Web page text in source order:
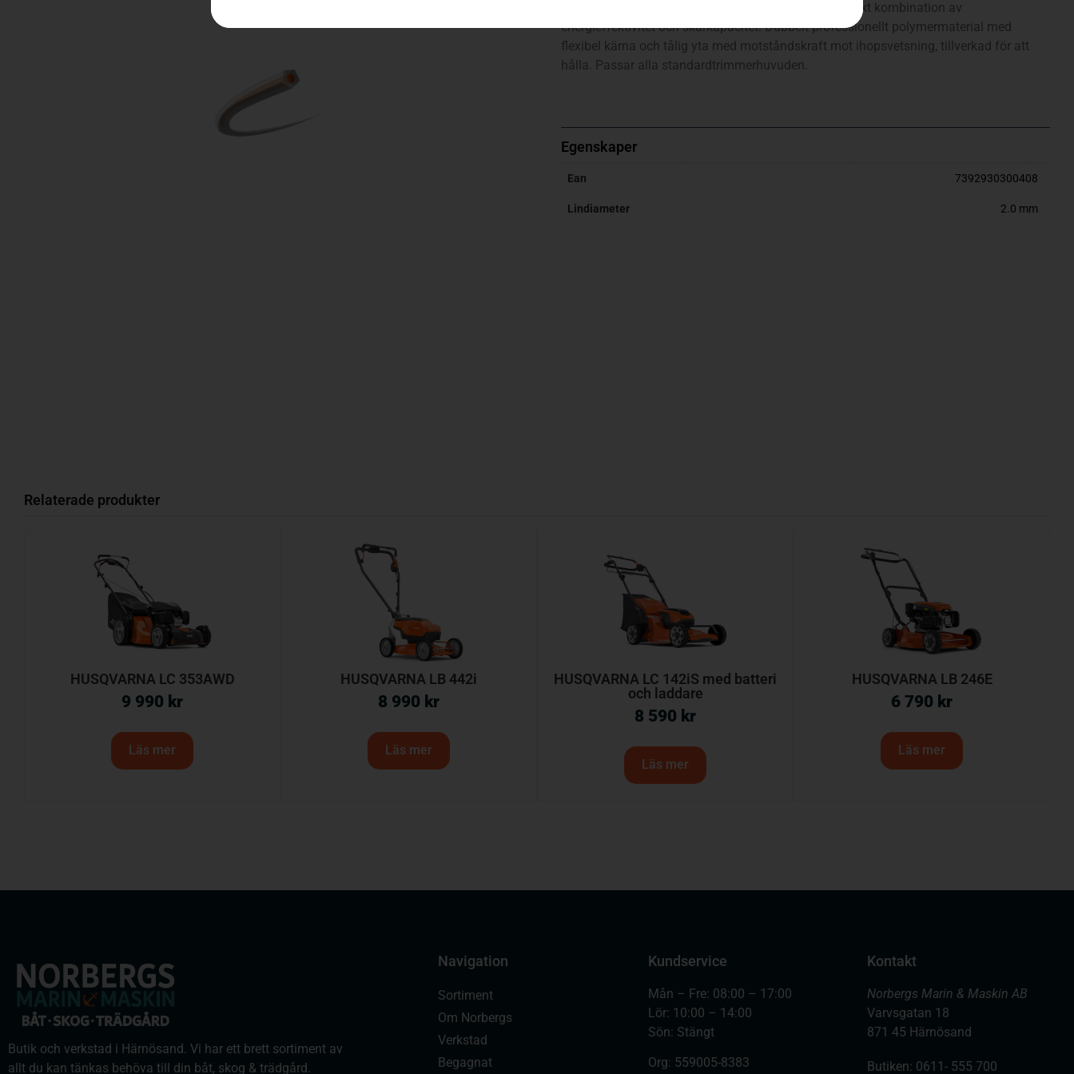
Professionell trimmertråd med femkantig profil. Perfekt kombination av
energieffektivitet och skärkapacitet. Dubbelt professionellt polymermaterial med
flexibel kärna och tålig yta med motståndskraft mot ihopsvetsning, tillverkad för att
hålla. Passar alla standardtrimmerhuvuden.
Egenskaper
Ean 7392930300408
Lindiameter 2.0 mm
Relaterade produkter
HUSQVARNA LC 353AWD
9 990 kr
Läs mer
HUSQVARNA LB 442i
8 990 kr
Läs mer
HUSQVARNA LC 142iS med batteri
och laddare
8 590 kr
Läs mer
HUSQVARNA LB 246E
6 790 kr
Läs mer
Butik och verkstad i Härnösand. Vi har ett brett sortiment av
allt du kan tänkas behöva till din båt, skog & trädgård.
Navigation
Sortiment
Om Norbergs
Verkstad
Begagnat
Kundservice
Mån – Fre: 08:00 – 17:00
Lör: 10:00 – 14:00
Sön: Stängt
Org: 559005-8383
Kontakt
Norbergs Marin & Maskin AB
Varvsgatan 18
871 45 Härnösand
Butiken: 0611- 555 700